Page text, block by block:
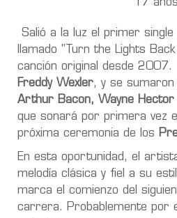
Salió a la luz el primer single
llamado "Turn the Lights
canción original desde
Freddy Wexler, y se sumaron
Arthur Bacon, Wayne Hector
que sonará por primera vez
próxima ceremonia de los
En esta oportunidad, el
melodía clásica y fiel a su
marca el comienzo del
carrera. Probablemente por